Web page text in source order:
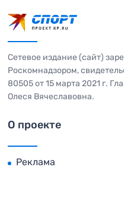
Сетевое издание (сайт)
Роскомнадзором,
80505 от 15 марта 2021 г.
Олеся Вячеславовна.
О проекте
Реклама